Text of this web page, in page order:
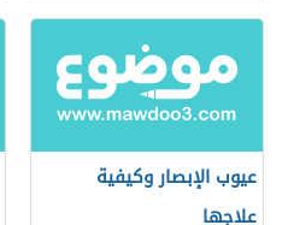
عيوب الإبصار وكيفية
علاجها